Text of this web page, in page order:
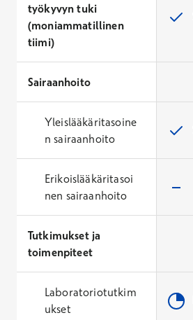
työkyvyn tuki
(moniammatillinen
tiimi)
Sairaanhoito
Yleislääkäritasoine
n sairaanhoito
Erikoislääkäritasoi
nen sairaanhoito
Tutkimukset ja
toimenpiteet
Laboratoriotutkim
ukset